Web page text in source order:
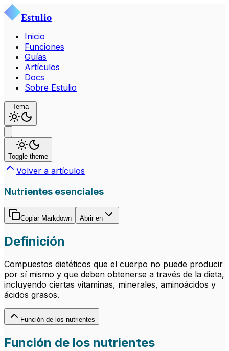
Estulio
Inicio
Funciones
Guías
Artículos
Docs
Sobre Estulio
Tema
Toggle theme
Volver a artículos
Nutrientes esenciales
Copiar Markdown Abrir en
Definición
Compuestos dietéticos que el cuerpo no puede producir
por sí mismo y que deben obtenerse a través de la dieta,
incluyendo ciertas vitaminas, minerales, aminoácidos y
ácidos grasos.
Función de los nutrientes
Función de los nutrientes